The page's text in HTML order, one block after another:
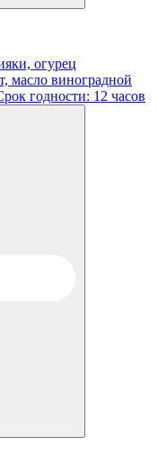
огурец
масло виноградной
годности: 12 часов